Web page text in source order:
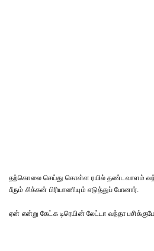
தற்கொலை செய்து கொள்ள ரயில் தண்டவாளம் வந்த
பீரும் சிக்கன் பிரியாணியும் எடுத்துப் போனார்.
ஏன் என்று கேட்க டிரெயின் லேட்டா வந்தா